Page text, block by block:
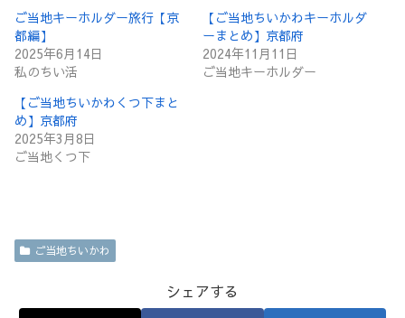
ご当地キーホルダー旅行【京
都編】
2025年6月14日
私のちい活
【ご当地ちいかわキーホルダ
ーまとめ】京都府
2024年11月11日
ご当地キーホルダー
【ご当地ちいかわくつ下まと
め】京都府
2025年3月8日
ご当地くつ下
ご当地ちいかわ
シェアする